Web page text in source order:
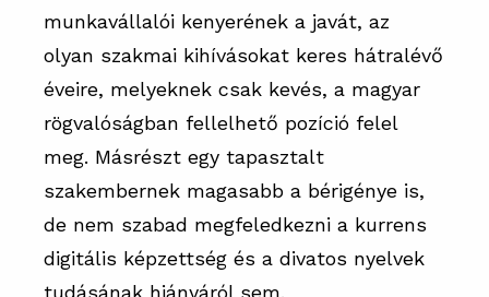
munkavállalói kenyerének a javát, az
olyan szakmai kihívásokat keres hátralévő
éveire, melyeknek csak kevés, a magyar
rögvalóságban fellelhető pozíció felel
meg. Másrészt egy tapasztalt
szakembernek magasabb a bérigénye is,
de nem szabad megfeledkezni a kurrens
digitális képzettség és a divatos nyelvek
tudásának hiányáról sem.